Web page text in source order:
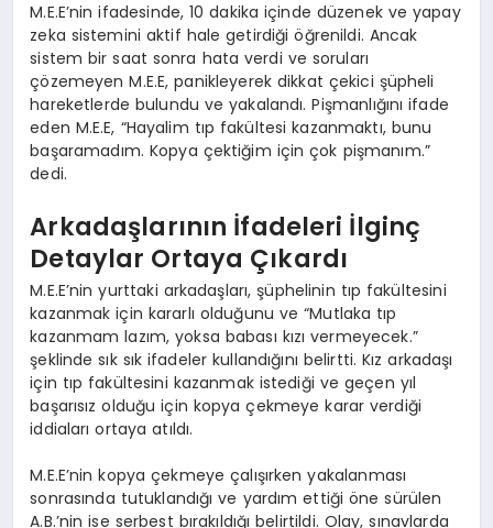
M.E.E’nin ifadesinde, 10 dakika içinde düzenek ve yapay
zeka sistemini aktif hale getirdiği öğrenildi. Ancak
sistem bir saat sonra hata verdi ve soruları
çözemeyen M.E.E, panikleyerek dikkat çekici şüpheli
hareketlerde bulundu ve yakalandı. Pişmanlığını ifade
eden M.E.E, “Hayalim tıp fakültesi kazanmaktı, bunu
başaramadım. Kopya çektiğim için çok pişmanım.”
dedi.
Arkadaşlarının İfadeleri İlginç
Detaylar Ortaya Çıkardı
M.E.E’nin yurttaki arkadaşları, şüphelinin tıp fakültesini
kazanmak için kararlı olduğunu ve “Mutlaka tıp
kazanmam lazım, yoksa babası kızı vermeyecek.”
şeklinde sık sık ifadeler kullandığını belirtti. Kız arkadaşı
için tıp fakültesini kazanmak istediği ve geçen yıl
başarısız olduğu için kopya çekmeye karar verdiği
iddiaları ortaya atıldı.
M.E.E’nin kopya çekmeye çalışırken yakalanması
sonrasında tutuklandığı ve yardım ettiği öne sürülen
A.B.’nin ise serbest bırakıldığı belirtildi. Olay, sınavlarda